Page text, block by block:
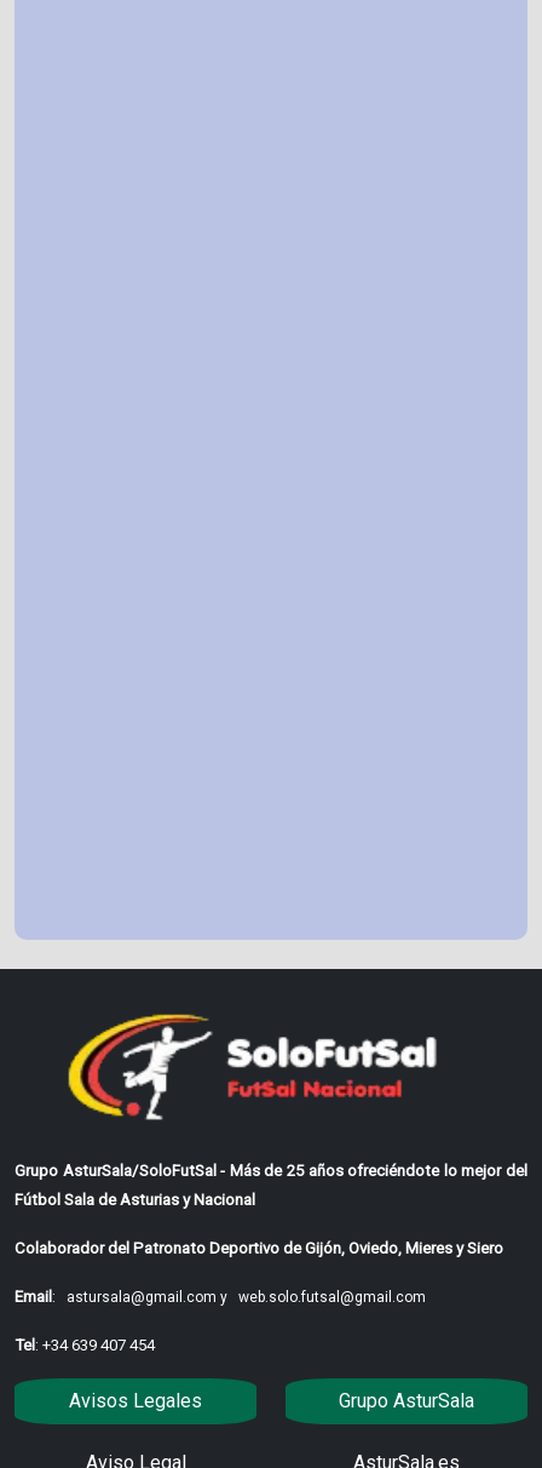
Grupo AsturSala/SoloFutSal - Más de 25 años ofreciéndote lo mejor del
Fútbol Sala de Asturias y Nacional
Colaborador del Patronato Deportivo de Gijón, Oviedo, Mieres y Siero
Email: astursala@gmail.com y web.solo.futsal@gmail.com
Tel: +34 639 407 454
Avisos Legales
Aviso Legal
Grupo AsturSala
AsturSala.es